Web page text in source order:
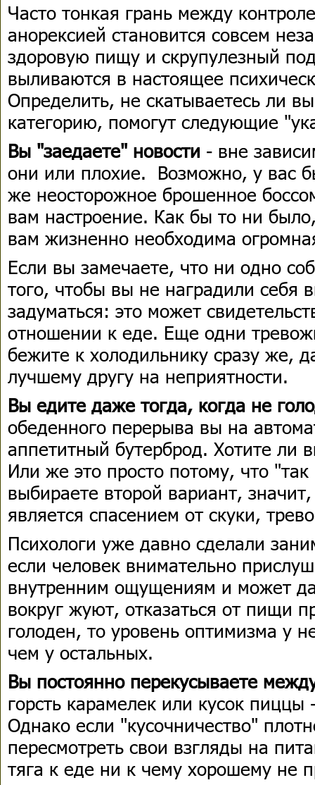
Часто тонкая грань между
анорексией становится совсем
здоровую пищу и скрупулезный
выливаются в настоящее
Определить, не скатываетесь ли
категорию, помогут следующие
Вы "заедаете" новости - вне
они или плохие. Возможно, у вас
же неосторожное брошенное
вам настроение. Как бы то ни
вам жизненно необходима
Если вы замечаете, что ни одно
того, чтобы вы не наградили себя
задуматься: это может
отношении к еде. Еще одни
бежите к холодильнику сразу же,
лучшему другу на неприятности.
Вы едите даже тогда, когда не
обеденного перерыва вы на
аппетитный бутерброд. Хотите ли
Или же это просто потому, что
выбираете второй вариант,
является спасением от скуки,
Психологи уже давно сделали
если человек внимательно
внутренним ощущениям и может
вокруг жуют, отказаться от пищи
голоден, то уровень оптимизма у
чем у остальных.
Вы постоянно перекусываете
горсть карамелек или кусок пиццы
Однако если "кусочничество"
пересмотреть свои взгляды на
тяга к еде ни к чему хорошему не